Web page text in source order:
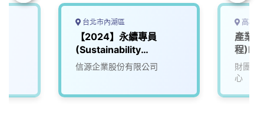
台北市內湖區
【2024】永續專員
(Sustainability
Coordinator)
信源企業股份有限公司
高雄
產業
程)F7
財團法
心